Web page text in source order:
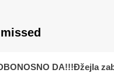
DA!!!Đžejla